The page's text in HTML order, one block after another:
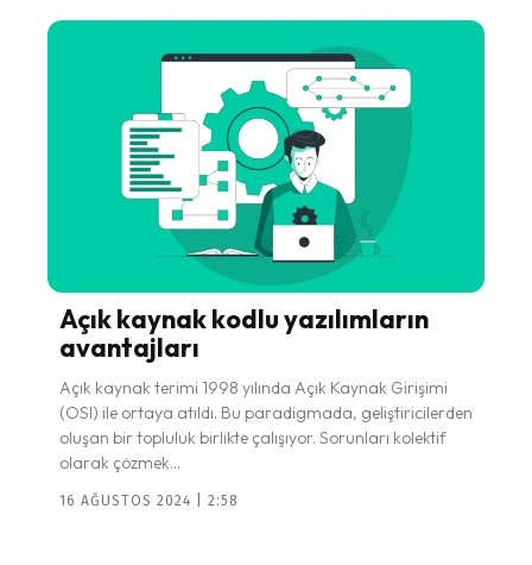
Açık kaynak kodlu yazılımların
avantajları
Açık kaynak terimi 1998 yılında Açık Kaynak Girişimi
(OSI) ile ortaya atıldı. Bu paradigmada, geliştiricilerden
oluşan bir topluluk birlikte çalışıyor. Sorunları kolektif
olarak çözmek...
16 AĞUSTOS 2024 | 2:58